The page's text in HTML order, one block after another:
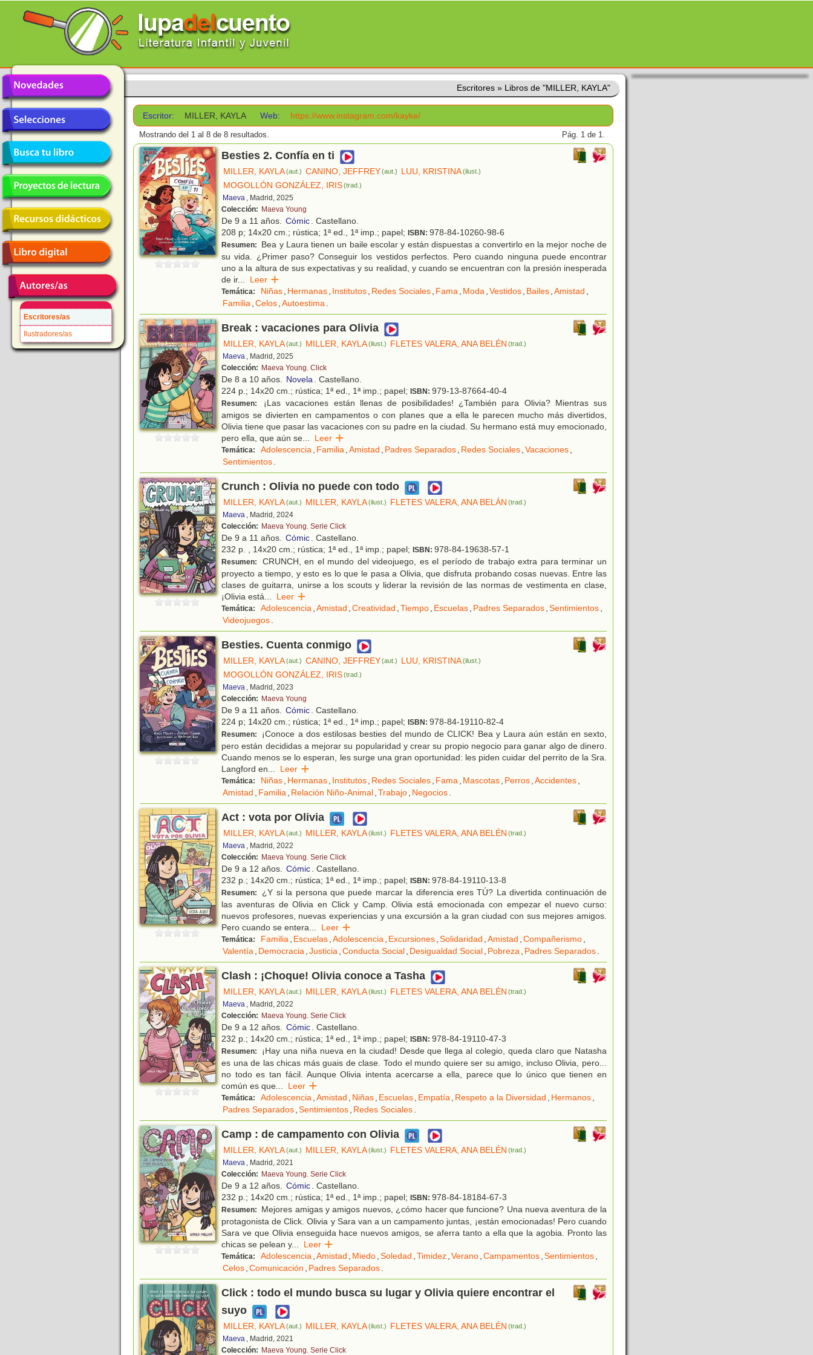
Escritores/as
Ilustradores/as
Escritores » Libros de "MILLER, KAYLA"
Escritor: MILLER, KAYLA Web: https://www.instagram.com/kayke/
Mostrando del 1 al 8 de 8 resultados. Pág. 1 de 1.
Besties 2. Confía en ti
MILLER, KAYLA(aut.) CANINO, JEFFREY(aut.) LUU, KRISTINA(ilust.)
MOGOLLÓN GONZÁLEZ, IRIS(trad.)
Maeva , Madrid, 2025
Colección: Maeva Young
De 9 a 11 años. Cómic. Castellano.
208 p; 14x20 cm.; rústica; 1ª ed., 1ª imp.; papel; ISBN: 978-84-10260-98-6
Resumen:
Bea y Laura tienen un baile escolar y están dispuestas a convertirlo en la mejor noche de
su vida. ¿Primer paso? Conseguir los vestidos perfectos. Pero cuando ninguna puede encontrar
uno a la altura de sus expectativas y su realidad, y cuando se encuentran con la presión inesperada
de ir... Leer
Temática: Niñas, Hermanas, Institutos, Redes Sociales, Fama, Moda,Vestidos, Bailes,Amistad ,
Familia,Celos,Autoestima.
Break : vacaciones para Olivia
MILLER, KAYLA(aut.) MILLER, KAYLA(ilust.) FLETES VALERA, ANA BELÉN (trad.)
Maeva , Madrid, 2025
Colección: Maeva Young. Click
De 8 a 10 años. Novela. Castellano.
224 p.; 14x20 cm.; rústica; 1ª ed., 1ª imp.; papel; ISBN: 979-13-87664-40-4
Resumen:
¡Las vacaciones están llenas de posibilidades! ¿También para Olivia? Mientras sus
amigos se divierten en campamentos o con planes que a ella le parecen mucho más divertidos,
Olivia tiene que pasar las vacaciones con su padre en la ciudad. Su hermano está muy emocionado,
pero ella, que aún se... Leer
Temática: Adolescencia, Familia,Amistad , Padres Separados, Redes Sociales,Vacaciones,
Sentimientos.
Crunch : Olivia no puede con todo
MILLER, KAYLA(aut.) MILLER, KAYLA(ilust.) FLETES VALERA, ANA BELÁN (trad.)
Maeva , Madrid, 2024
Colección: Maeva Young. Serie Click
De 9 a 11 años. Cómic. Castellano.
232 p. , 14x20 cm.; rústica; 1ª ed., 1ª imp.; papel; ISBN: 978-84-19638-57-1
Resumen:
CRUNCH, en el mundo del videojuego, es el período de trabajo extra para terminar un
proyecto a tiempo, y esto es lo que le pasa a Olivia, que disfruta probando cosas nuevas. Entre las
clases de guitarra, unirse a los scouts y liderar la revisión de las normas de vestimenta en clase,
¡Olivia está... Leer
Temática: Adolescencia,Amistad ,Creatividad ,Tiempo, Escuelas, Padres Separados,Sentimientos,
Videojuegos.
Besties. Cuenta conmigo
MILLER, KAYLA(aut.) CANINO, JEFFREY(aut.) LUU, KRISTINA(ilust.)
MOGOLLÓN GONZÁLEZ, IRIS(trad.)
Maeva , Madrid, 2023
Colección: Maeva Young
De 9 a 11 años. Cómic. Castellano.
224 p; 14x20 cm.; rústica; 1ª ed., 1ª imp.; papel; ISBN: 978-84-19110-82-4
Resumen:
¡Conoce a dos estilosas besties del mundo de CLICK! Bea y Laura aún están en sexto,
pero están decididas a mejorar su popularidad y crear su propio negocio para ganar algo de dinero.
Cuando menos se lo esperan, les surge una gran oportunidad: les piden cuidar del perrito de la Sra.
Langford en... Leer
Temática: Niñas, Hermanas, Institutos, Redes Sociales, Fama, Mascotas, Perros,Accidentes,
Amistad , Familia, Relación Niño-Animal,Trabajo, Negocios.
Act : vota por Olivia
MILLER, KAYLA(aut.) MILLER, KAYLA(ilust.) FLETES VALERA, ANA BELÉN (trad.)
Maeva , Madrid, 2022
Colección: Maeva Young. Serie Click
De 9 a 12 años. Cómic. Castellano.
232 p.; 14x20 cm.; rústica; 1ª ed., 1ª imp.; papel; ISBN: 978-84-19110-13-8
Resumen:
¿Y si la persona que puede marcar la diferencia eres TÚ? La divertida continuación de
las aventuras de Olivia en Click y Camp. Olivia está emocionada con empezar el nuevo curso:
nuevos profesores, nuevas experiencias y una excursión a la gran ciudad con sus mejores amigos.
Pero cuando se entera... Leer
Temática: Familia, Escuelas,Adolescencia, Excursiones,Solidaridad ,Amistad ,Compañerismo,
Valentía, Democracia,Justicia,Conducta Social, Desigualdad Social, Pobreza, Padres Separados.
Clash : ¡Choque! Olivia conoce a Tasha
MILLER, KAYLA(aut.) MILLER, KAYLA(ilust.) FLETES VALERA, ANA BELÉN (trad.)
Maeva , Madrid, 2022
Colección: Maeva Young. Serie Click
De 9 a 12 años. Cómic. Castellano.
232 p.; 14x20 cm.; rústica; 1ª ed., 1ª imp.; papel; ISBN: 978-84-19110-47-3
Resumen:
¡Hay una niña nueva en la ciudad! Desde que llega al colegio, queda claro que Natasha
es una de las chicas más guais de clase. Todo el mundo quiere ser su amigo, incluso Olivia, pero...
no todo es tan fácil. Aunque Olivia intenta acercarse a ella, parece que lo único que tienen en
común es que... Leer
Temática: Adolescencia,Amistad , Niñas, Escuelas, Empatía, Respeto a la Diversidad , Hermanos,
Padres Separados,Sentimientos, Redes Sociales.
Camp : de campamento con Olivia
MILLER, KAYLA(aut.) MILLER, KAYLA(ilust.) FLETES VALERA, ANA BELÉN (trad.)
Maeva , Madrid, 2021
Colección: Maeva Young. Serie Click
De 9 a 12 años. Cómic. Castellano.
232 p.; 14x20 cm.; rústica; 1ª ed., 1ª imp.; papel; ISBN: 978-84-18184-67-3
Resumen:
Mejores amigas y amigos nuevos, ¿cómo hacer que funcione? Una nueva aventura de la
protagonista de Click. Olivia y Sara van a un campamento juntas, ¡están emocionadas! Pero cuando
Sara ve que Olivia enseguida hace nuevos amigos, se aferra tanto a ella que la agobia. Pronto las
chicas se pelean y... Leer
Temática: Adolescencia,Amistad , Miedo,Soledad ,Timidez,Verano,Campamentos,Sentimientos,
Celos,Comunicación , Padres Separados.
Click : todo el mundo busca su lugar y Olivia quiere encontrar el
suyo
MILLER, KAYLA(aut.) MILLER, KAYLA(ilust.) FLETES VALERA, ANA BELÉN (trad.)
Maeva , Madrid, 2021
Colección: Maeva Young. Serie Click